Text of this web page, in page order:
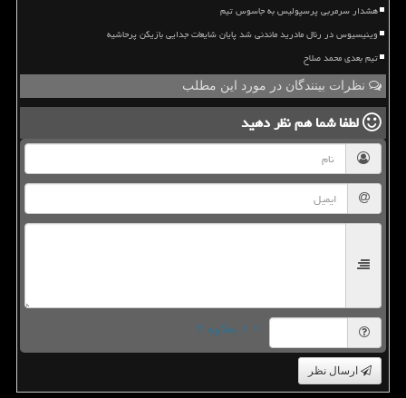
هشدار سرمربی پرسپولیس به جاسوس تیم
وینیسیوس در رئال مادرید ماندنی شد پایان شایعات جدایی بازیکن پرحاشیه
تیم بعدی محمد صلاح
نظرات بینندگان در مورد این مطلب
لطفا شما همنظر دهید
= ۱ بعلاوه ۲
ارسال نظر